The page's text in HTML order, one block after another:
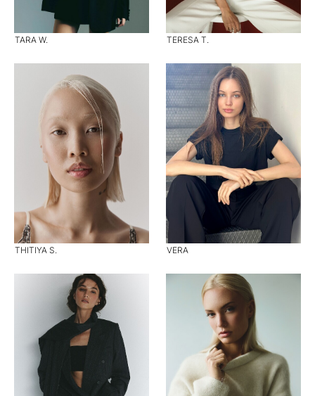
TARA W. TERESA T.
THITIYA S. VERA